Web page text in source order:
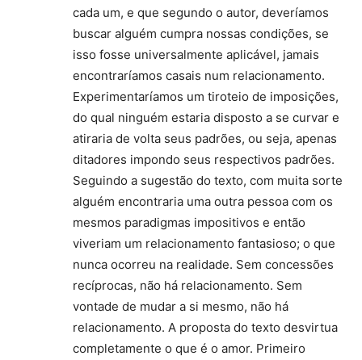
cada um, e que segundo o autor, deveríamos
buscar alguém cumpra nossas condições, se
isso fosse universalmente aplicável, jamais
encontraríamos casais num relacionamento.
Experimentaríamos um tiroteio de imposições,
do qual ninguém estaria disposto a se curvar e
atiraria de volta seus padrões, ou seja, apenas
ditadores impondo seus respectivos padrões.
Seguindo a sugestão do texto, com muita sorte
alguém encontraria uma outra pessoa com os
mesmos paradigmas impositivos e então
viveriam um relacionamento fantasioso; o que
nunca ocorreu na realidade. Sem concessões
recíprocas, não há relacionamento. Sem
vontade de mudar a si mesmo, não há
relacionamento. A proposta do texto desvirtua
completamente o que é o amor. Primeiro